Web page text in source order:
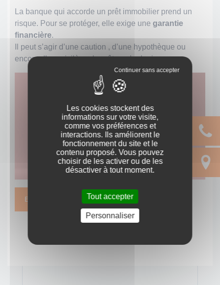
La banque qui accorde un prêt immobilier prend un
risque. Pour se protéger, elle exige une garantie
financière.
Il peut s’agir d’une caution , d’une hypothèque ou
encore d’un privilège de prêteur de deniers.
En savoir plus
Les cookies stockent des
informations sur votre visite,
comme vos préférences et
interactions. Ils améliorent le
fonctionnement du site et le
contenu proposé. Vous pouvez
choisir de les activer ou de les
désactiver à tout moment.
Tout accepter
Personnaliser